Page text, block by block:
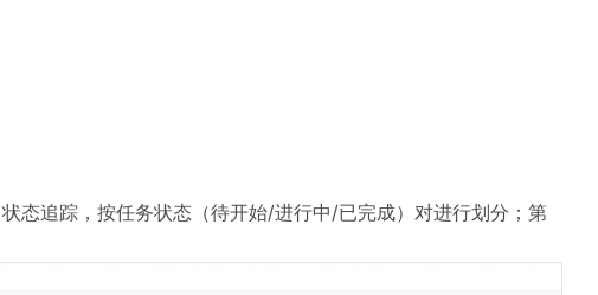
态追踪，按任务状态（待开始/进行中/已完成）对进行划分；第